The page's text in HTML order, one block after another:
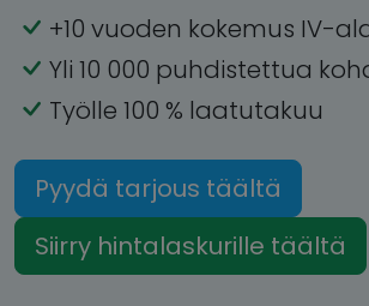
+10 vuoden kokemus IV-
Yli 10 000 puhdistettua
Työlle 100 % laatutakuu
Pyydä tarjous täältä
Siirry hintalaskurille täältä